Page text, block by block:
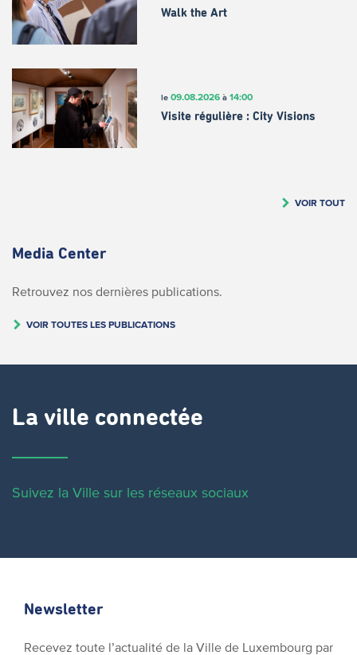
Walk the Art
le 09.08.2026à 14:00
Visite régulière : City Visions
VOIR TOUT
Media Center
Retrouvez nos dernières publications.
VOIR TOUTES LES PUBLICATIONS
La ville connectée
Suivez la Ville sur les réseaux sociaux
Newsletter
Recevez toute l’actualité de la Ville de Luxembourg par